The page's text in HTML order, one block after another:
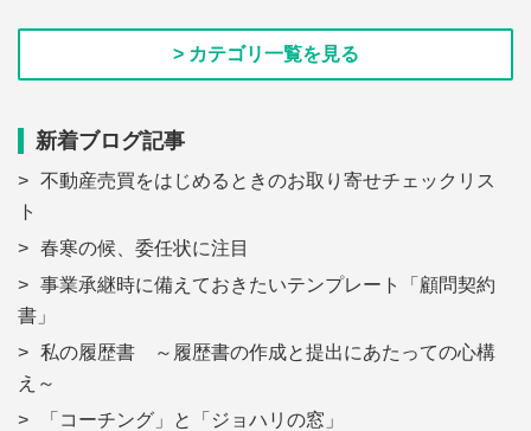
> カテゴリ一覧を見る
新着ブログ記事
不動産売買をはじめるときのお取り寄せチェックリス
ト
春寒の候、委任状に注目
事業承継時に備えておきたいテンプレート「顧問契約
書」
私の履歴書 ～履歴書の作成と提出にあたっての心構
え～
「コーチング」と「ジョハリの窓」